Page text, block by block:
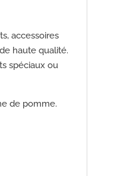
accessoires
haute qualité.
spéciaux ou
de pomme.